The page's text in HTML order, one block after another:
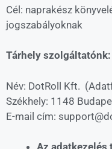
Cél: naprakész
jogszabályoknak
Tárhely szolgáltatónk:
Név: DotRoll Kft.
Székhely: 1148
E-mail cím: